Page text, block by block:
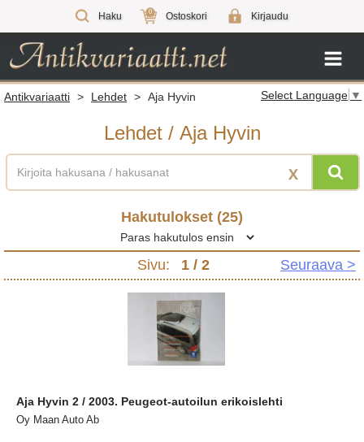
Haku 0 Ostoskori Kirjaudu
Select Language ▼
Antikvariaatti > Lehdet > Aja Hyvin
Lehdet / Aja Hyvin
X
Hakutulokset (25)
Sivu: 1 / 2 Seuraava >
Aja Hyvin 2 / 2003. Peugeot-autoilun erikoislehti
Oy Maan Auto Ab